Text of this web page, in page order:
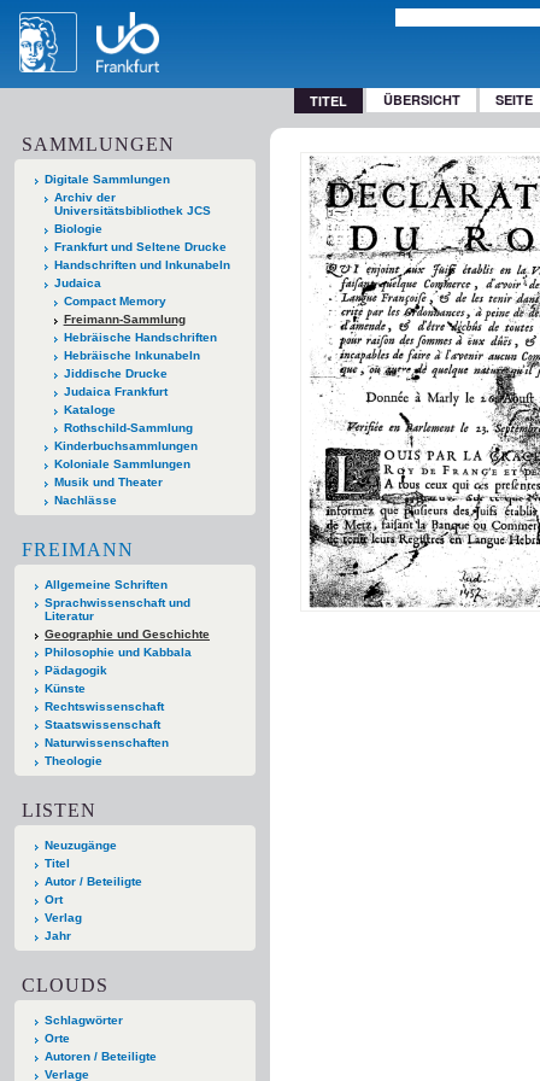
TITEL ÜBERSICHT SEITE
SAMMLUNGEN
Digitale Sammlungen
Archiv der
Universitätsbibliothek JCS
Biologie
Frankfurt und Seltene Drucke
Handschriften und Inkunabeln
Judaica
Compact Memory
Freimann-Sammlung
Hebräische Handschriften
Hebräische Inkunabeln
Jiddische Drucke
Judaica Frankfurt
Kataloge
Rothschild-Sammlung
Kinderbuchsammlungen
Koloniale Sammlungen
Musik und Theater
Nachlässe
FREIMANN
Allgemeine Schriften
Sprachwissenschaft und
Literatur
Geographie und Geschichte
Philosophie und Kabbala
Pädagogik
Künste
Rechtswissenschaft
Staatswissenschaft
Naturwissenschaften
Theologie
LISTEN
Neuzugänge
Titel
Autor / Beteiligte
Ort
Verlag
Jahr
CLOUDS
Schlagwörter
Orte
Autoren / Beteiligte
Verlage